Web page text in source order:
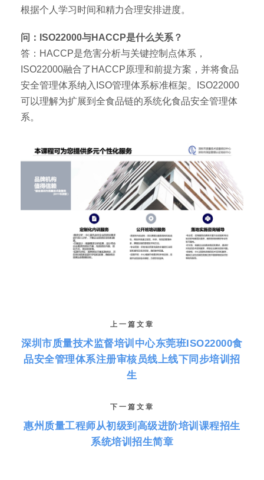
根据个人学习时间和精力合理安排进度。
问：ISO22000与HACCP是什么关系？
答：HACCP是危害分析与关键控制点体系，
ISO22000融合了HACCP原理和前提方案，并将食品
安全管理体系纳入ISO管理体系标准框架。ISO22000
可以理解为扩展到全食品链的系统化食品安全管理体
系。
上一篇文章
深圳市质量技术监督培训中心东莞班ISO22000食
品安全管理体系注册审核员线上线下同步培训招
生
下一篇文章
惠州质量工程师从初级到高级进阶培训课程招生
系统培训招生简章